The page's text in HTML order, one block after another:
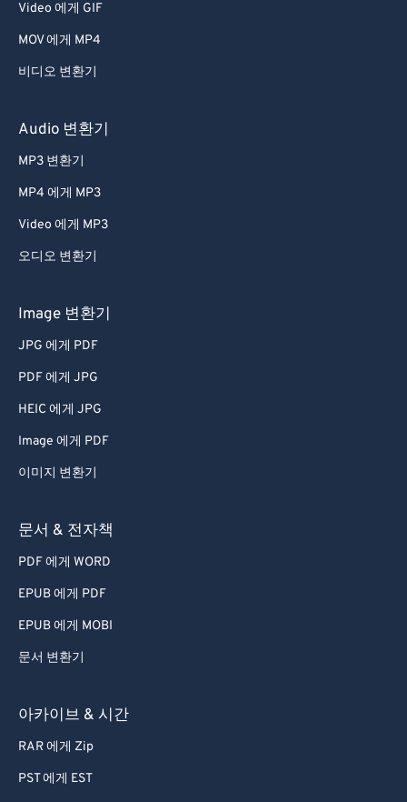
Video 에게 GIF
MOV 에게 MP4
비디오 변환기
Audio 변환기
MP3 변환기
MP4 에게 MP3
Video 에게 MP3
오디오 변환기
Image 변환기
JPG 에게 PDF
PDF 에게 JPG
HEIC 에게 JPG
Image 에게 PDF
이미지 변환기
문서 & 전자책
PDF 에게 WORD
EPUB 에게 PDF
EPUB 에게 MOBI
문서 변환기
아카이브 & 시간
RAR 에게 Zip
PST 에게 EST